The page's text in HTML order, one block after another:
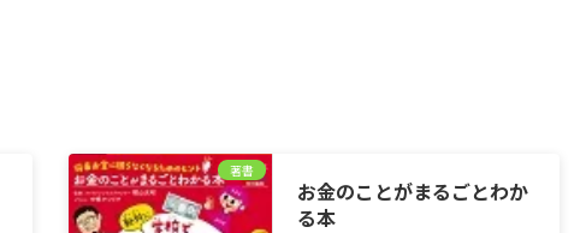
著書
お金のことがまるごとわか
る本